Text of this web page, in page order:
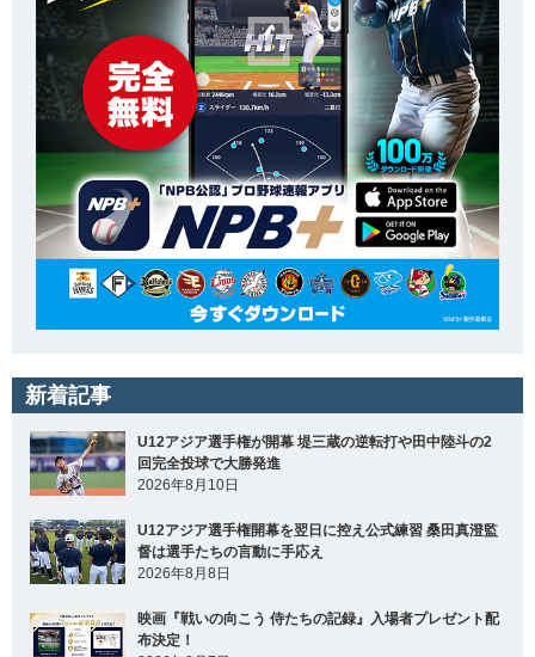
新着記事
U12アジア選手権が開幕 堤三蔵の逆転打や田中陸斗の2
回完全投球で大勝発進
2026年8月10日
U12アジア選手権開幕を翌日に控え公式練習 桑田真澄監
督は選手たちの言動に手応え
2026年8月8日
映画『戦いの向こう 侍たちの記録』入場者プレゼント配
布決定！